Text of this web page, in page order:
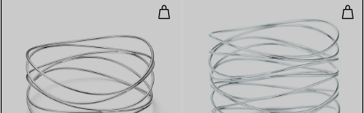
Wave fünfreihiger Armreif